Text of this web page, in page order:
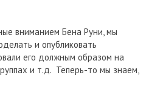
вниманием Бена Руни, мы
и опубликовать
его должным образом на
и т.д. Теперь-то мы знаем,